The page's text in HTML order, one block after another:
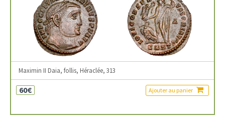
Maximin II Daia, follis, Héraclée, 313
60€ Ajouter au panier